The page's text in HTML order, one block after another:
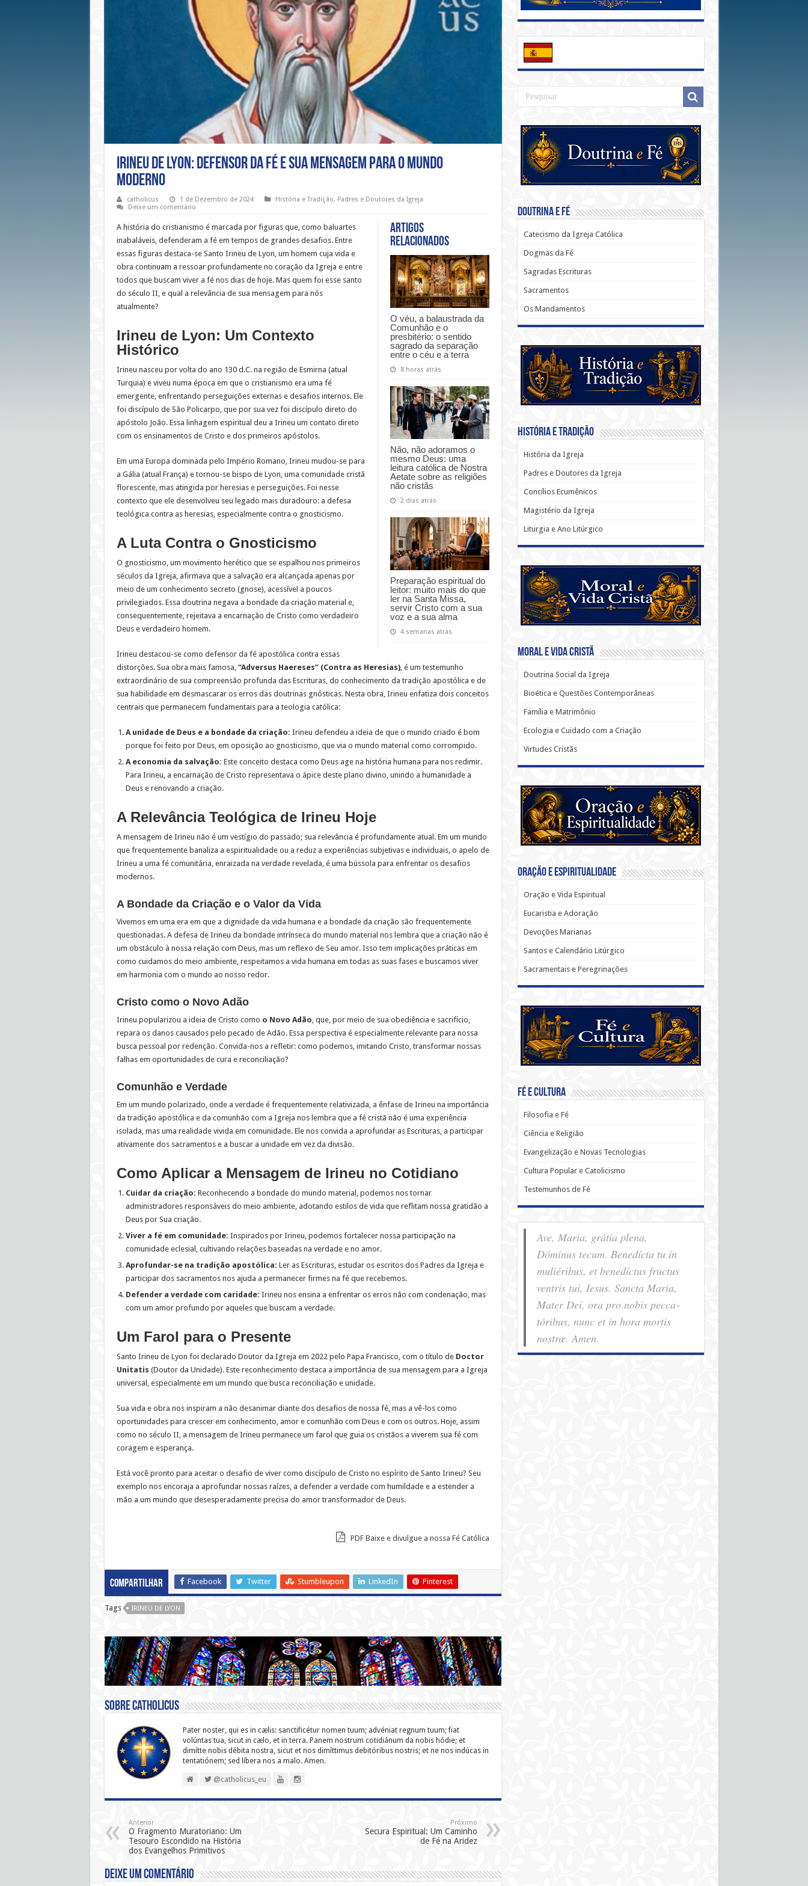
Irineu de Lyon: Defensor da Fé e Sua Mensagem para o Mundo
Moderno
catholicus 1 de Dezembro de 2024 História e Tradição, Padres e Doutores da Igreja
Deixe um comentário
Artigos
relacionados
O véu, a balaustrada da
Comunhão e o
presbitério: o sentido
sagrado da separação
entre o céu e a terra
8 horas atrás
Não, não adoramos o
mesmo Deus: uma
leitura católica de Nostra
Aetate sobre as religiões
não cristãs
2 dias atrás
Preparação espiritual do
leitor: muito mais do que
ler na Santa Missa,
servir Cristo com a sua
voz e a sua alma
4 semanas atrás
A história do cristianismo é marcada por figuras que, como baluartes
inabaláveis, defenderam a fé em tempos de grandes desafios. Entre
essas figuras destaca-se Santo Irineu de Lyon, um homem cuja vida e
obra continuam a ressoar profundamente no coração da Igreja e entre
todos que buscam viver a fé nos dias de hoje. Mas quem foi esse santo
do século II, e qual a relevância de sua mensagem para nós
atualmente?
Irineu de Lyon: Um Contexto
Histórico
Irineu nasceu por volta do ano 130 d.C. na região de Esmirna (atual
Turquia) e viveu numa época em que o cristianismo era uma fé
emergente, enfrentando perseguições externas e desafios internos. Ele
foi discípulo de São Policarpo, que por sua vez foi discípulo direto do
apóstolo João. Essa linhagem espiritual deu a Irineu um contato direto
com os ensinamentos de Cristo e dos primeiros apóstolos.
Em uma Europa dominada pelo Império Romano, Irineu mudou-se para
a Gália (atual França) e tornou-se bispo de Lyon, uma comunidade cristã
florescente, mas atingida por heresias e perseguições. Foi nesse
contexto que ele desenvolveu seu legado mais duradouro: a defesa
teológica contra as heresias, especialmente contra o gnosticismo.
A Luta Contra o Gnosticismo
O gnosticismo, um movimento herético que se espalhou nos primeiros
séculos da Igreja, afirmava que a salvação era alcançada apenas por
meio de um conhecimento secreto (gnose), acessível a poucos
privilegiados. Essa doutrina negava a bondade da criação material e,
consequentemente, rejeitava a encarnação de Cristo como verdadeiro
Deus e verdadeiro homem.
Irineu destacou-se como defensor da fé apostólica contra essas
distorções. Sua obra mais famosa, “Adversus Haereses” (Contra as Heresias), é um testemunho
extraordinário de sua compreensão profunda das Escrituras, do conhecimento da tradição apostólica e de
sua habilidade em desmascarar os erros das doutrinas gnósticas. Nesta obra, Irineu enfatiza dois conceitos
centrais que permanecem fundamentais para a teologia católica:
A unidade de Deus e a bondade da criação: Irineu defendeu a ideia de que o mundo criado é bom
porque foi feito por Deus, em oposição ao gnosticismo, que via o mundo material como corrompido.
A economia da salvação: Este conceito destaca como Deus age na história humana para nos redimir.
Para Irineu, a encarnação de Cristo representava o ápice deste plano divino, unindo a humanidade a
Deus e renovando a criação.
A Relevância Teológica de Irineu Hoje
A mensagem de Irineu não é um vestígio do passado; sua relevância é profundamente atual. Em um mundo
que frequentemente banaliza a espiritualidade ou a reduz a experiências subjetivas e individuais, o apelo de
Irineu a uma fé comunitária, enraizada na verdade revelada, é uma bússola para enfrentar os desafios
modernos.
A Bondade da Criação e o Valor da Vida
Vivemos em uma era em que a dignidade da vida humana e a bondade da criação são frequentemente
questionadas. A defesa de Irineu da bondade intrínseca do mundo material nos lembra que a criação não é
um obstáculo à nossa relação com Deus, mas um reflexo de Seu amor. Isso tem implicações práticas em
como cuidamos do meio ambiente, respeitamos a vida humana em todas as suas fases e buscamos viver
em harmonia com o mundo ao nosso redor.
Cristo como o Novo Adão
Irineu popularizou a ideia de Cristo como o Novo Adão, que, por meio de sua obediência e sacrifício,
repara os danos causados pelo pecado de Adão. Essa perspectiva é especialmente relevante para nossa
busca pessoal por redenção. Convida-nos a refletir: como podemos, imitando Cristo, transformar nossas
falhas em oportunidades de cura e reconciliação?
Comunhão e Verdade
Em um mundo polarizado, onde a verdade é frequentemente relativizada, a ênfase de Irineu na importância
da tradição apostólica e da comunhão com a Igreja nos lembra que a fé cristã não é uma experiência
isolada, mas uma realidade vivida em comunidade. Ele nos convida a aprofundar as Escrituras, a participar
ativamente dos sacramentos e a buscar a unidade em vez da divisão.
Como Aplicar a Mensagem de Irineu no Cotidiano
Cuidar da criação: Reconhecendo a bondade do mundo material, podemos nos tornar
administradores responsáveis do meio ambiente, adotando estilos de vida que reflitam nossa gratidão a
Deus por Sua criação.
Viver a fé em comunidade: Inspirados por Irineu, podemos fortalecer nossa participação na
comunidade eclesial, cultivando relações baseadas na verdade e no amor.
Aprofundar-se na tradição apostólica: Ler as Escrituras, estudar os escritos dos Padres da Igreja e
participar dos sacramentos nos ajuda a permanecer firmes na fé que recebemos.
Defender a verdade com caridade: Irineu nos ensina a enfrentar os erros não com condenação, mas
com um amor profundo por aqueles que buscam a verdade.
Um Farol para o Presente
Santo Irineu de Lyon foi declarado Doutor da Igreja em 2022 pelo Papa Francisco, com o título de Doctor
Unitatis (Doutor da Unidade). Este reconhecimento destaca a importância de sua mensagem para a Igreja
universal, especialmente em um mundo que busca reconciliação e unidade.
Sua vida e obra nos inspiram a não desanimar diante dos desafios de nossa fé, mas a vê-los como
oportunidades para crescer em conhecimento, amor e comunhão com Deus e com os outros. Hoje, assim
como no século II, a mensagem de Irineu permanece um farol que guia os cristãos a viverem sua fé com
coragem e esperança.
Está você pronto para aceitar o desafio de viver como discípulo de Cristo no espírito de Santo Irineu? Seu
exemplo nos encoraja a aprofundar nossas raízes, a defender a verdade com humildade e a estender a
mão a um mundo que desesperadamente precisa do amor transformador de Deus.
PDF Baixe e divulgue a nossa Fé Católica
Compartilhar Facebook Twitter Stumbleupon LinkedIn Pinterest
Tags IRINEU DE LYON
Sobre catholicus
Pater noster, qui es in cælis: sanc­ti­ficétur nomen tuum; advéniat regnum tuum; fiat
volúntas tua, sicut in cælo, et in terra. Panem nostrum cotidiánum da nobis hódie; et
dimítte nobis débita nostra, sicut et nos dimíttimus debitóribus nostris; et ne nos indúcas in
ten­ta­tiónem; sed líbera nos a malo. Amen.
@catholicus_eu
Anterior
O Fragmento Muratoriano: Um
Tesouro Escondido na História
dos Evangelhos Primitivos
Próximo
Secura Espiritual: Um Caminho
de Fé na Aridez
Deixe um comentário
Doutrina e Fé
Catecismo da Igreja Católica
Dogmas da Fé
Sagradas Escrituras
Sacramentos
Os Mandamentos
História e Tradição
História da Igreja
Padres e Doutores da Igreja
Concílios Ecumênicos
Magistério da Igreja
Liturgia e Ano Litúrgico
Moral e Vida Cristã
Doutrina Social da Igreja
Bioética e Questões Contemporâneas
Família e Matrimônio
Ecologia e Cuidado com a Criação
Virtudes Cristãs
Oração e Espiritualidade
Oração e Vida Espiritual
Eucaristia e Adoração
Devoções Marianas
Santos e Calendário Litúrgico
Sacramentais e Peregrinações
Fé e Cultura
Filosofia e Fé
Ciência e Religião
Evangelização e Novas Tecnologias
Cultura Popular e Catolicismo
Testemunhos de Fé
Ave, Maria, grátia plena,
Dóminus tecum. Benedícta tu in
muliéribus, et benedíctus fructus
ventris tui, Iesus. Sancta Maria,
Mater Dei, ora pro nobis pec­ca­
tóribus, nunc et in hora mortis
nostræ. Amen.